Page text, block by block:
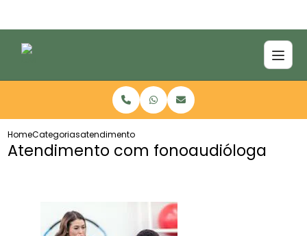
HomeCategoriasatendimento fonoaudiologa
Atendimento com fonoaudióloga​